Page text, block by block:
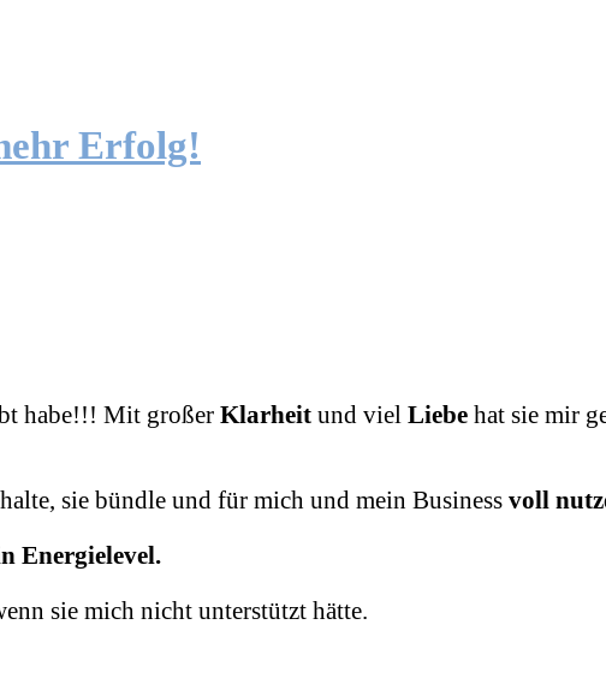
Erfolg!
habe!!! Mit großer Klarheit und viel Liebe hat sie mir
sie bündle und für mich und mein Business voll
Energielevel.
sie mich nicht unterstützt hätte.